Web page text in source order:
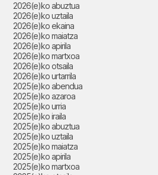
2026(e)ko abuztua
2026(e)ko uztaila
2026(e)ko ekaina
2026(e)ko maiatza
2026(e)ko apirila
2026(e)ko martxoa
2026(e)ko otsaila
2026(e)ko urtarrila
2025(e)ko abendua
2025(e)ko azaroa
2025(e)ko urria
2025(e)ko iraila
2025(e)ko abuztua
2025(e)ko uztaila
2025(e)ko maiatza
2025(e)ko apirila
2025(e)ko martxoa